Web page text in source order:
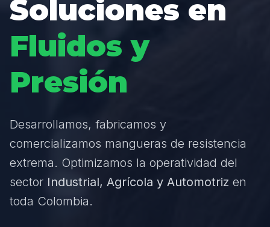
Soluciones en
Fluidos y
Presión
Desarrollamos, fabricamos y
comercializamos mangueras de resistencia
extrema. Optimizamos la operatividad del
sector Industrial, Agrícola y Automotriz en
toda Colombia.